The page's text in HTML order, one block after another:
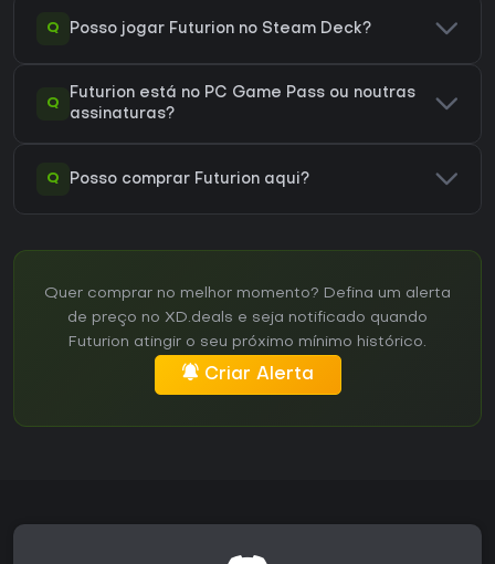
Q Posso jogar Futurion no Steam Deck?
Q
Futurion está no PC Game Pass ou noutras
assinaturas?
Q Posso comprar Futurion aqui?
Quer comprar no melhor momento? Defina um alerta
de preço no XD.deals e seja notificado quando
Futurion atingir o seu próximo mínimo histórico.
Criar Alerta